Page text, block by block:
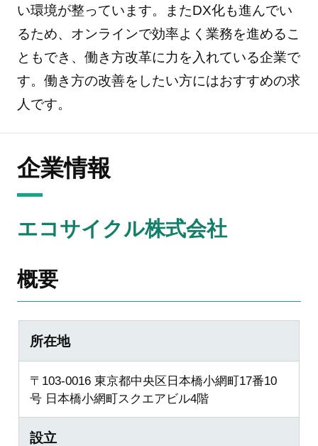
い環境が整っています。またDX化も進んでい
るため、オンラインで効率よく業務を進めるこ
ともでき、働き方改革に力を入れている企業で
す。働き方の改善をしたい方にはおすすめの求
人です。
企業情報
エコサイクル株式会社
概要
所在地
〒103-0016 東京都中央区日本橋小網町17番10
号 日本橋小網町スクエアビル4階
設立